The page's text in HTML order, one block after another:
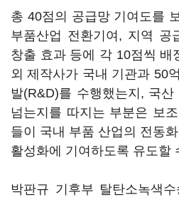
총 40점의 공급망 기여도를
부품산업 전환기여, 지역 공
창출 효과 등에 각 10점씩 배
외 제작사가 국내 기관과 50
발(R&D)를 수행했는지, 국
넘는지를 따지는 부분은 보
들이 국내 부품 산업의 전동
활성화에 기여하도록 유도할
박판규 기후부 탈탄소녹색